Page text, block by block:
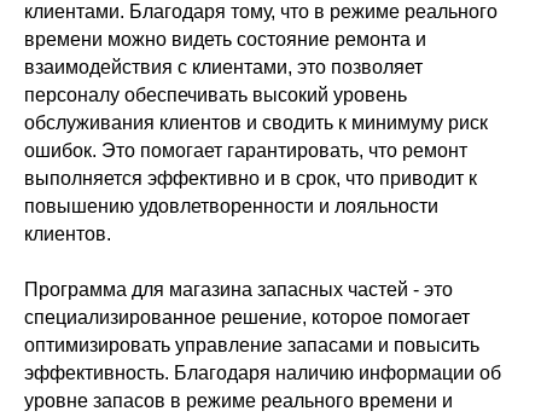
клиентами. Благодаря тому, что в режиме реального
времени можно видеть состояние ремонта и
взаимодействия с клиентами, это позволяет
персоналу обеспечивать высокий уровень
обслуживания клиентов и сводить к минимуму риск
ошибок. Это помогает гарантировать, что ремонт
выполняется эффективно и в срок, что приводит к
повышению удовлетворенности и лояльности
клиентов.
Программа для магазина запасных частей - это
специализированное решение, которое помогает
оптимизировать управление запасами и повысить
эффективность. Благодаря наличию информации об
уровне запасов в режиме реального времени и